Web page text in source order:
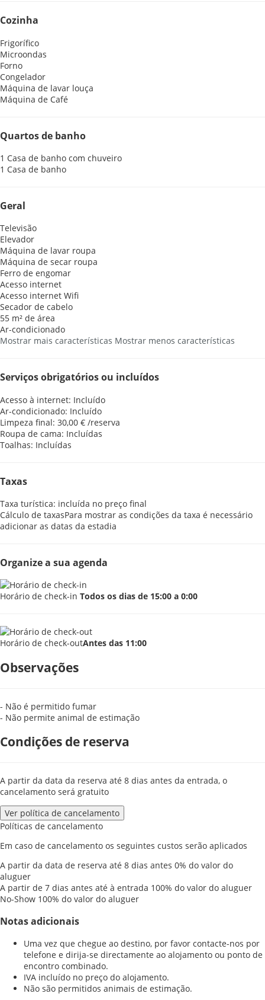
Cozinha
Frigorífico
Microondas
Forno
Congelador
Máquina de lavar louça
Máquina de Café
Quartos de banho
1 Casa de banho com chuveiro
1 Casa de banho
Geral
Televisão
Elevador
Máquina de lavar roupa
Máquina de secar roupa
Ferro de engomar
Acesso internet
Acesso internet Wifi
Secador de cabelo
55 m² de área
Ar-condicionado
Mostrar mais características Mostrar menos características
Serviços obrigatórios ou incluídos
Acesso à internet: Incluído
Ar-condicionado: Incluído
Limpeza final: 30,00 € /reserva
Roupa de cama: Incluídas
Toalhas: Incluídas
Taxas
Taxa turística: incluída no preço final
Cálculo de taxasPara mostrar as condições da taxa é necessário
adicionar as datas da estadia
Organize a sua agenda
Horário de check-in Todos os dias de 15:00 a 0:00
Horário de check-outAntes das 11:00
Observações
- Não é permitido fumar
- Não permite animal de estimação
Condições de reserva
A partir da data da reserva até 8 dias antes da entrada, o
cancelamento será gratuito
Ver política de cancelamento
Políticas de cancelamento
Em caso de cancelamento os seguintes custos serão aplicados
A partir da data de reserva até 8 dias antes 0% do valor do
aluguer
A partir de 7 dias antes até à entrada 100% do valor do aluguer
No-Show 100% do valor do aluguer
Notas adicionais
Uma vez que chegue ao destino, por favor contacte-nos por
telefone e dirija-se directamente ao alojamento ou ponto de
encontro combinado.
IVA incluído no preço do alojamento.
Não são permitidos animais de estimação.